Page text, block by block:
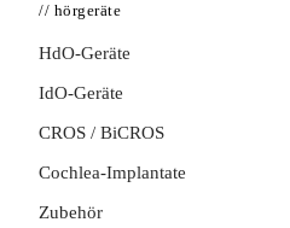
// hörgeräte
HdO-Geräte
IdO-Geräte
CROS / BiCROS
Cochlea-Implantate
Zubehör